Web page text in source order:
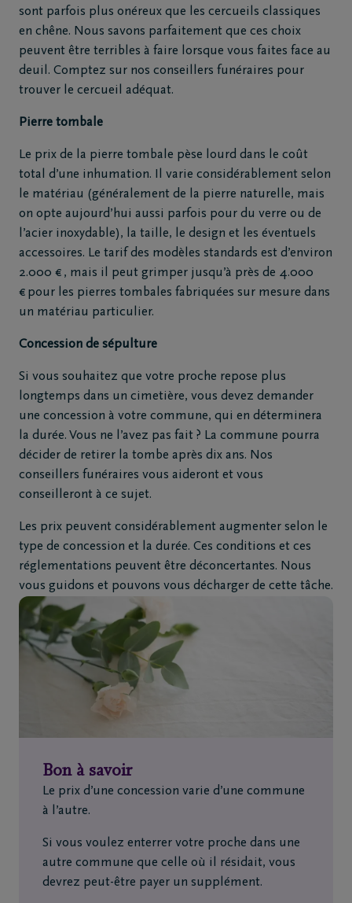
sont parfois plus onéreux que les cercueils classiques
en chêne. Nous savons parfaitement que ces choix
peuvent être terribles à faire lorsque vous faites face au
deuil. Comptez sur nos conseillers funéraires pour
trouver le cercueil adéquat.
Pierre tombale
Le prix de la pierre tombale pèse lourd dans le coût
total d’une inhumation. Il varie considérablement selon
le matériau (généralement de la pierre naturelle, mais
on opte aujourd’hui aussi parfois pour du verre ou de
l’acier inoxydable), la taille, le design et les éventuels
accessoires. Le tarif des modèles standards est d’environ
2.000 € , mais il peut grimper jusqu’à près de 4.000
€ pour les pierres tombales fabriquées sur mesure dans
un matériau particulier.
Concession de sépulture
Si vous souhaitez que votre proche repose plus
longtemps dans un cimetière, vous devez demander
une concession à votre commune, qui en déterminera
la durée. Vous ne l’avez pas fait ? La commune pourra
décider de retirer la tombe après dix ans. Nos
conseillers funéraires vous aideront et vous
conseilleront à ce sujet.
Les prix peuvent considérablement augmenter selon le
type de concession et la durée. Ces conditions et ces
réglementations peuvent être déconcertantes. Nous
vous guidons et pouvons vous décharger de cette tâche.
Bon à savoir
Le prix d’une concession varie d’une commune
à l’autre.
Si vous voulez enterrer votre proche dans une
autre commune que celle où il résidait, vous
devrez peut-être payer un supplément.